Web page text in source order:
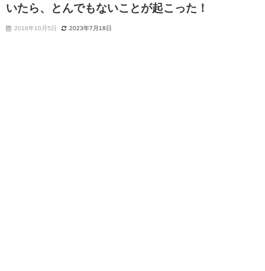
いたら、とんでもないことが起こった！
2016年10月5日 2023年7月18日